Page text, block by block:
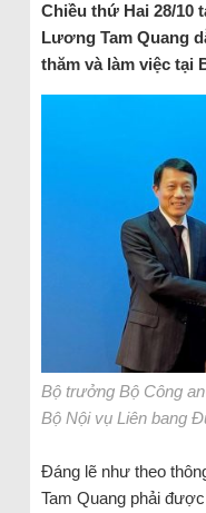
Chiều thứ Hai 28/10
Lương Tam Quang
thăm và làm việc tại
Bộ trưởng Bộ Công
Bộ Nội vụ Liên bang
Đáng lẽ như theo
Tam Quang phải